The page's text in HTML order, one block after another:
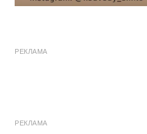
РЕКЛАМА
РЕКЛАМА